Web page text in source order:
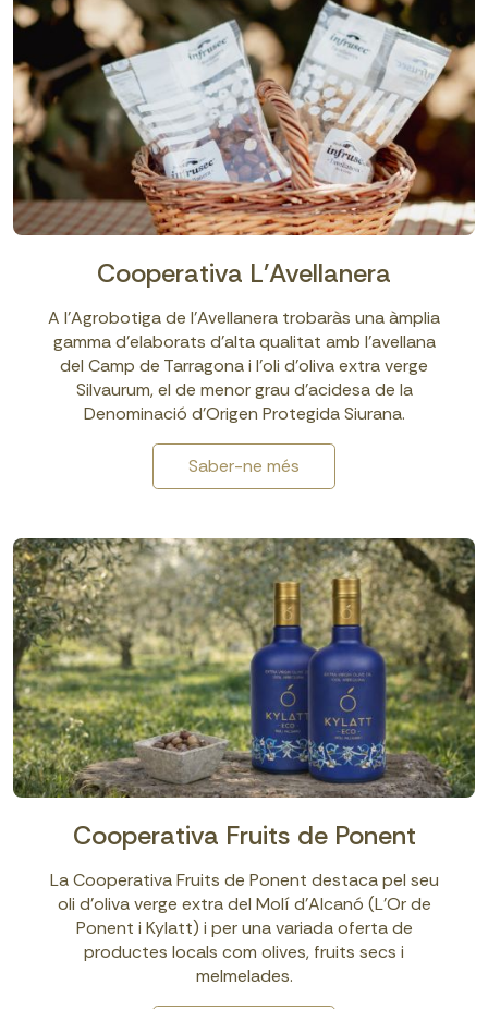
Cooperativa L'Avellanera
A l’Agrobotiga de l’Avellanera trobaràs una àmplia
gamma d’elaborats d’alta qualitat amb l’avellana
del Camp de Tarragona i l’oli d’oliva extra verge
Silvaurum, el de menor grau d’acidesa de la
Denominació d’Origen Protegida Siurana.
Saber-ne més
Cooperativa Fruits de Ponent
La Cooperativa Fruits de Ponent destaca pel seu
oli d’oliva verge extra del Molí d’Alcanó (L’Or de
Ponent i Kylatt) i per una variada oferta de
productes locals com olives, fruits secs i
melmelades.